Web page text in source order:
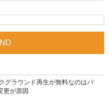
グラウンド再生が無料なのはバ
更が原因